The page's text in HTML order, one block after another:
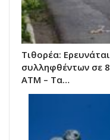
Τιθορέα:
συλληφθέντων σε 8
ΑΤΜ – Τα…